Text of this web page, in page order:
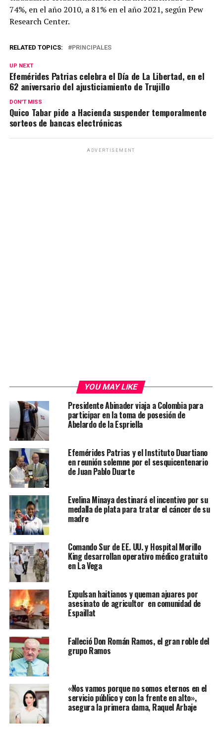
74%, en el año 2010, a 81% en el año 2021, según Pew
Research Center.
RELATED TOPICS: PRINCIPALES
UP NEXT
Efemérides Patrias celebra el Día de La Libertad, en el
62 aniversario del ajusticiamiento de Trujillo
DON'T MISS
Quico Tabar pide a Hacienda suspender temporalmente
sorteos de bancas electrónicas
ADVERTISEMENT
YOU MAY LIKE
Presidente Abinader viaja a Colombia para
participar en la toma de posesión de
Abelardo de la Espriella
Efemérides Patrias y el Instituto Duartiano
en reunión solemne por el sesquicentenario
de Juan Pablo Duarte
Evelina Minaya destinará el incentivo por su
medalla de plata para tratar el cáncer de su
madre
Comando Sur de EE. UU. y Hospital Morillo
King desarrollan operativo médico gratuito
en La Vega
Expulsan haitianos y queman ajuares por
asesinato de agricultor en comunidad de
Espaillat
Falleció Don Román Ramos, el gran roble del
grupo Ramos
«Nos vamos porque no somos eternos en el
servicio público y con la frente en alto»,
asegura la primera dama, Raquel Arbaje